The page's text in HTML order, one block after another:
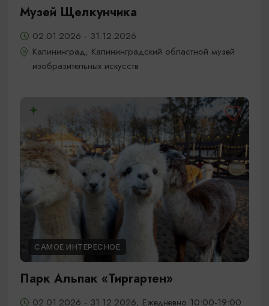
Музей Щелкунчика
02.01.2026 - 31.12.2026
Калининград, Калининградский областной музей
изобразительных искусств
САМОЕ ИНТЕРЕСНОЕ
Парк Альпак «Тиргартен»
02.01.2026 - 31.12.2026, Ежедневно 10:00-19:00